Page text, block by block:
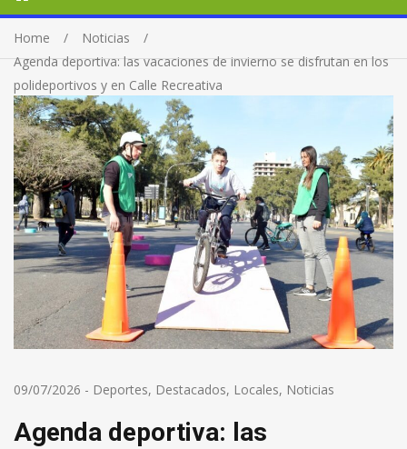
Home
Noticias
Agenda deportiva: las vacaciones de invierno se disfrutan en los
polideportivos y en Calle Recreativa
09/07/2026 - Deportes, Destacados, Locales, Noticias
Agenda deportiva: las